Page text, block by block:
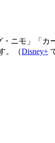
ニモ」「
。（Disney+